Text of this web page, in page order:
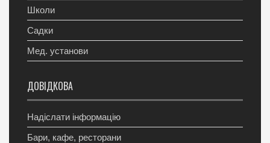
Школи
Садки
Мед. установи
ДОВІДКОВА
Надіслати інформацію
Бари, кафе, ресторани